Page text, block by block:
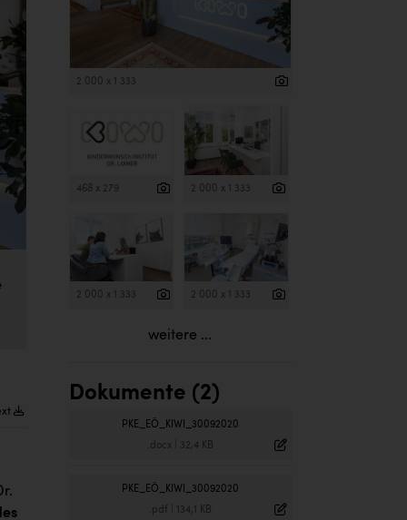
2 000 x 1 333
468 x 279 2 000 x 1 333
2 000 x 1 333 2 000 x 1 333
weitere ...
Dokumente (2)
PKE_EÖ_KIWI_30092020
.docx| 32,4 KB
PKE_EÖ_KIWI_30092020
.pdf 134,1 KB